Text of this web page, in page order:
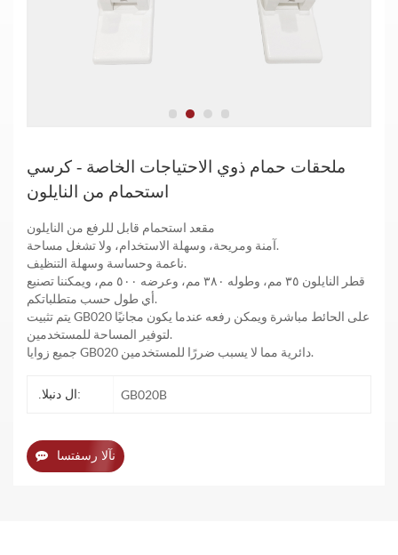
مقعد استحمام من النايلون غير قابل للانزلاق لحوض الاستحمام آمن لكبار
ملحقات حمام ذوي الاحتياجات الخاصة - كرسي
استحمام من النايلون
مقعد استحمام قابل للرفع من النايلون
آمنة ومريحة، وسهلة الاستخدام، ولا تشغل مساحة.
ناعمة وحساسة وسهلة التنظيف.
قطر النايلون ٣٥ مم، وطوله ٣٨٠ مم، وعرضه ٥٠٠ مم، ويمكننا تصنيع
أي طول حسب متطلباتكم.
يتم تثبيت GB020 على الحائط مباشرة ويمكن رفعه عندما يكون مجانيًا
لتوفير المساحة للمستخدمين.
جميع زوايا GB020 دائرية مما لا يسبب ضررًا للمستخدمين.
.ال دنبلا: GB020B
نآلا رسفتسا